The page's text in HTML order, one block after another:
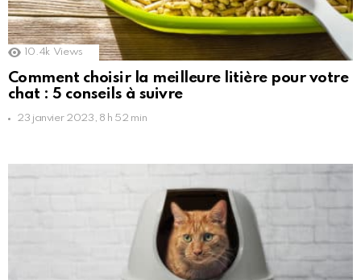
10.4k Views
Comment choisir la meilleure litière pour votre
chat : 5 conseils à suivre
23 janvier 2023, 8 h 52 min